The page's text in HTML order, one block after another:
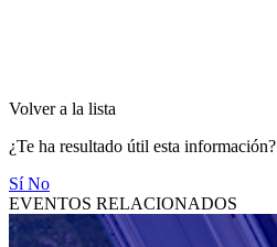
Volver a la lista
¿Te ha resultado útil esta información?
SíNo
EVENTOS RELACIONADOS